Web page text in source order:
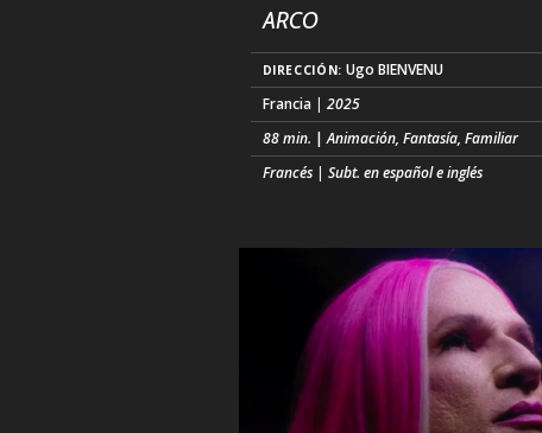
ARCO
DIRECCIÓN: Ugo BIENVENU
Francia| 2025
88 min. |Animación, Fantasía, Familiar
Francés | Subt. en español e inglés
traje arcoíris. Se trata de Arco. Iris lo
en su casa y le ayudará por todos los
posibles a volver a casa. (...)